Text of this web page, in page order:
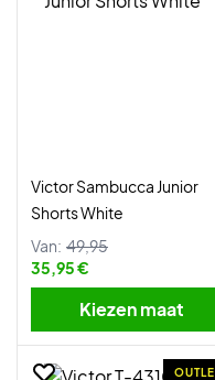
Victor Sambucca Junior
Shorts White
Van: 49,95
35,95 €
Kiezen maat